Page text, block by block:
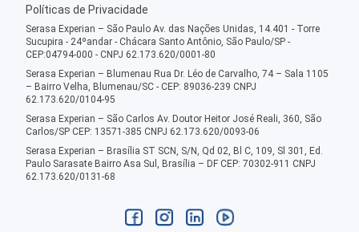
Políticas de Privacidade
Serasa Experian – São Paulo Av. das Nações Unidas, 14.401 - Torre
Sucupira - 24ºandar - Chácara Santo Antônio, São Paulo/SP -
CEP:04794-000 - CNPJ 62.173.620/0001-80
Serasa Experian – Blumenau Rua Dr. Léo de Carvalho, 74 – Sala 1105
– Bairro Velha, Blumenau/SC - CEP: 89036-239 CNPJ
62.173.620/0104-95
Serasa Experian – São Carlos Av. Doutor Heitor José Reali, 360, São
Carlos/SP CEP: 13571-385 CNPJ 62.173.620/0093-06
Serasa Experian – Brasília ST SCN, S/N, Qd 02, Bl C, 109, Sl 301, Ed.
Paulo Sarasate Bairro Asa Sul, Brasília – DF CEP: 70302-911 CNPJ
62.173.620/0131-68